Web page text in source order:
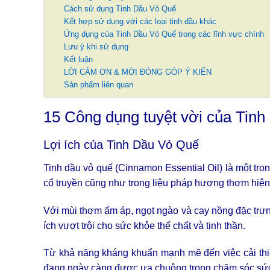
Cách sử dụng Tinh Dầu Vỏ Quế
Kết hợp sử dụng với các loại tinh dầu khác
Ứng dụng của Tinh Dầu Vỏ Quế trong các lĩnh vực chính
Lưu ý khi sử dụng
Kết luận
LỜI CẢM ƠN & MỜI ĐÓNG GÓP Ý KIẾN
Sản phẩm liên quan
15 Công dụng tuyệt vời của
Lợi ích của Tinh Dầu Vỏ Quế
Tinh dầu vỏ quế (Cinnamon Essential Oil) là một
cổ truyền cũng như trong liệu pháp hương thơm
Với mùi thơm ấm áp, ngọt ngào và cay nồng đặc
ích vượt trội cho sức khỏe thể chất và tinh thần.
Từ khả năng kháng khuẩn mạnh mẽ đến việc cải